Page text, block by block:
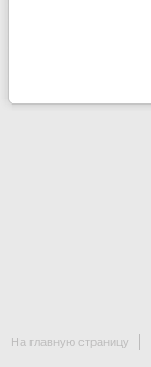
На главную страницу